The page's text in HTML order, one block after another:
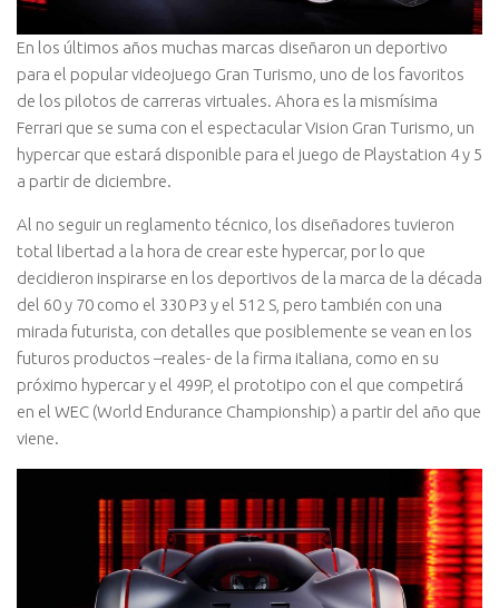
En los últimos años muchas marcas diseñaron un deportivo
para el popular videojuego Gran Turismo, uno de los favoritos
de los pilotos de carreras virtuales. Ahora es la mismísima
Ferrari que se suma con el espectacular Vision Gran Turismo, un
hypercar que estará disponible para el juego de Playstation 4 y 5
a partir de diciembre.
Al no seguir un reglamento técnico, los diseñadores tuvieron
total libertad a la hora de crear este hypercar, por lo que
decidieron inspirarse en los deportivos de la marca de la década
del 60 y 70 como el 330 P3 y el 512 S, pero también con una
mirada futurista, con detalles que posiblemente se vean en los
futuros productos –reales- de la firma italiana, como en su
próximo hypercar y el 499P, el prototipo con el que competirá
en el WEC (World Endurance Championship) a partir del año que
viene.